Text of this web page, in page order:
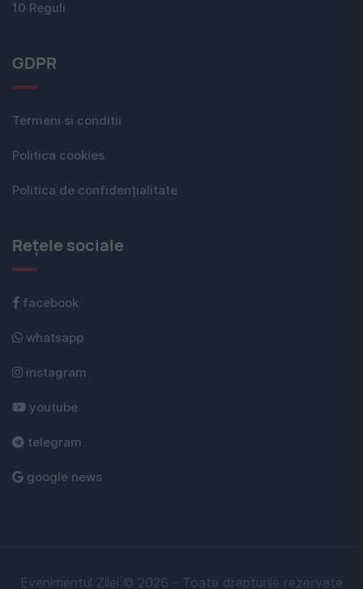
10 Reguli
GDPR
Termeni si conditii
Politica cookies
Politica de confidențialitate
Rețele sociale
facebook
whatsapp
instagram
youtube
telegram
google news
Evenimentul Zilei © 2026 - Toate drepturile rezervate